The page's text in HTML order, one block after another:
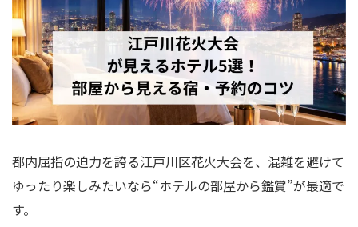
都内屈指の迫力を誇る江戸川区花火大会を、混雑を避けて
ゆったり楽しみたいなら“ホテルの部屋から鑑賞”が最適で
す。